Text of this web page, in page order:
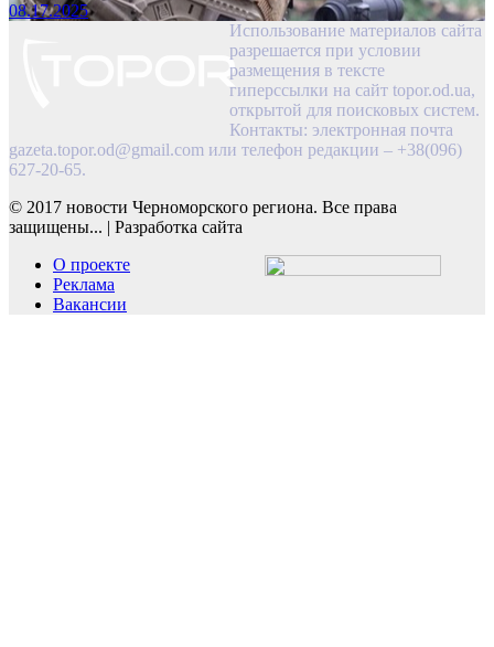
08.17.2025
Использование материалов сайта
разрешается при условии
размещения в тексте
гиперссылки на сайт topor.od.ua,
открытой для поисковых систем.
Контакты: электронная почта
gazeta.topor.od@gmail.com или телефон редакции – +38(096)
627-20-65.
© 2017 новости Черноморского региона. Все права
защищены... | Разработка сайта
О проекте
Реклама
Вакансии